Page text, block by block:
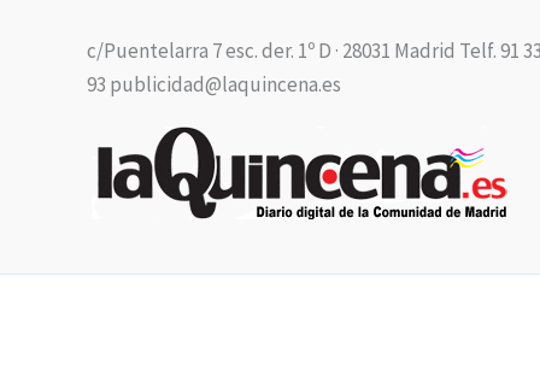
c/Puentelarra 7 esc. der. 1º D · 28031 Madrid Telf. 91
93 publicidad@laquincena.es